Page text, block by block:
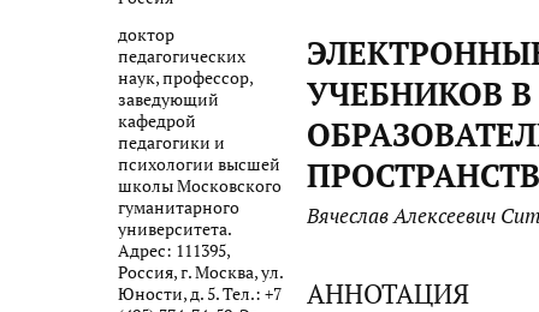
доктор
педагогических
наук, профессор,
заведующий
кафедрой
педагогики и
психологии высшей
школы Московского
гуманитарного
университета.
Адрес: 111395,
Россия, г. Москва, ул.
Юности, д. 5. Тел.: +7
УЧЕБНИКОВ В
Вячеслав Алексеевич
АННОТАЦИЯ